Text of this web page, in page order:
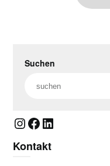
Suchen
Instagram
Facebook
LinkedIn
Kontakt